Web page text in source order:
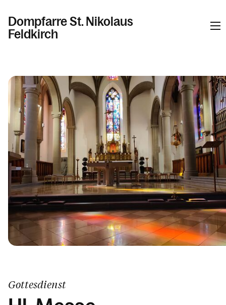
Dompfarre St. Nikolaus
Feldkirch
Kalender
Personen
Kontakt
Gottesdienst